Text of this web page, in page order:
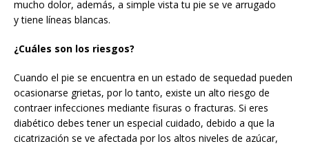
mucho dolor, además, a simple vista tu pie se ve arrugado
y tiene líneas blancas.
¿Cuáles son los riesgos?
Cuando el pie se encuentra en un estado de sequedad pueden
ocasionarse grietas, por lo tanto, existe un alto riesgo de
contraer infecciones mediante fisuras o fracturas. Si eres
diabético debes tener un especial cuidado, debido a que la
cicatrización se ve afectada por los altos niveles de azúcar,